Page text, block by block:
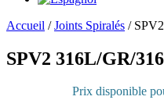
Accueil /Joints Spiralés /
SPV2 316L/GR/
Prix disponible